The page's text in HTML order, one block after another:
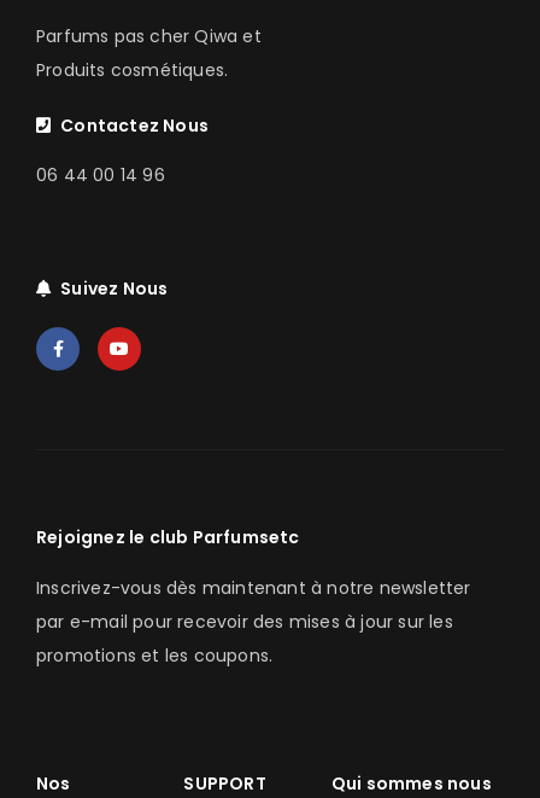
Parfums pas cher Qiwa et
Produits cosmétiques.
Contactez Nous
06 44 00 14 96
Suivez Nous
Qui sommes nous
SUPPORT
Nos
Rejoignez le club Parfumsetc
Inscrivez-vous dès maintenant à notre newsletter
par e-mail pour recevoir des mises à jour sur les
promotions et les coupons.